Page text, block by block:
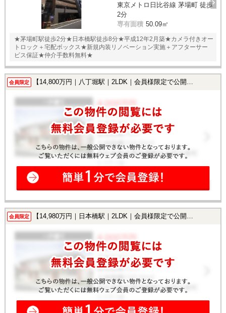
東京メトロ日比谷線 茅場町 徒歩
2分
専有面積 50.09㎡
★茅場町駅徒歩2分★日本橋駅徒歩8分★平成12年2月築★カメラ付きオー
トロック＋宅配ボックス★新規内装リノベーション実施＋アフターサー
ビス保証★仲介手数料無料★
会員限定 【14,800万円｜八丁堀駅｜2LDK｜会員様限定で公開中！】
会員限定 【14,980万円｜日本橋駅｜2LDK｜会員様限定で公開中！】